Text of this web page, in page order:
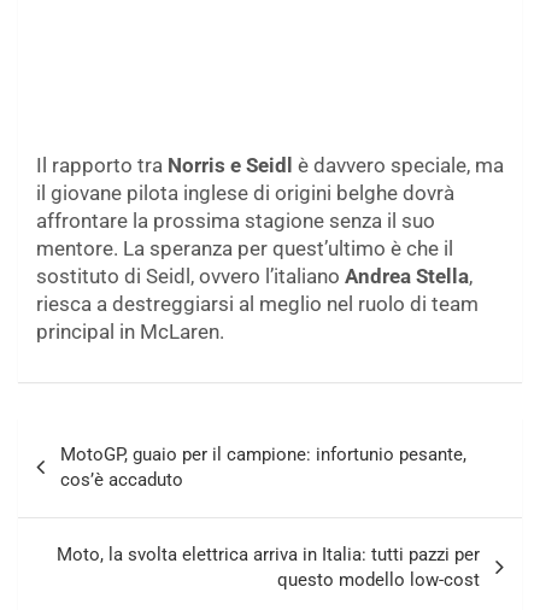
Il rapporto tra Norris e Seidl è davvero speciale, ma
il giovane pilota inglese di origini belghe dovrà
affrontare la prossima stagione senza il suo
mentore. La speranza per quest’ultimo è che il
sostituto di Seidl, ovvero l’italiano Andrea Stella,
riesca a destreggiarsi al meglio nel ruolo di team
principal in McLaren.
articoli
MotoGP, guaio per il campione: infortunio pesante,
cos’è accaduto
Moto, la svolta elettrica arriva in Italia: tutti pazzi per
questo modello low-cost